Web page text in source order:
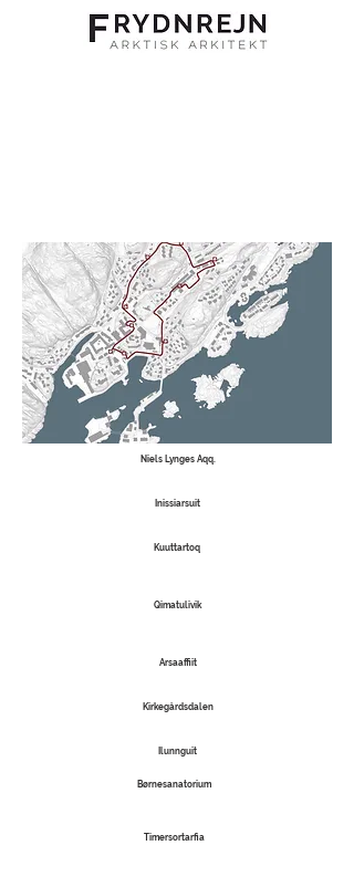
Niels Lynges Aqq.
Inissiarsuit
Kuuttartoq
Qimatulivik
Arsaaffiit
Kirkegårdsdalen
Ilunnguit
Børnesanatorium
Timersortarfia